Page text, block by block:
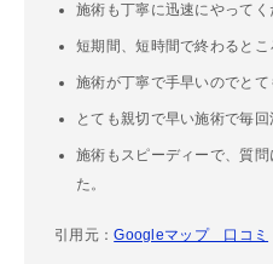
施術も丁寧に迅速にやってく
短期間、短時間で終わるとこ
施術が丁寧で手早いのでとて
とても親切で早い施術で毎回
施術もスピーディーで、質
た。
引用元：Googleマップ 口コミ